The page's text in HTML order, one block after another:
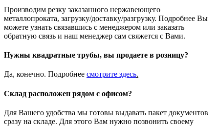
Производим резку заказанного нержавеющего
металлопроката, загрузку/доставку/разгрузку. Подробнее Вы
можете узнать связавшись с менеджером или заказать
обратную связь и наш менеджер сам свяжется с Вами.
Нужны квадратные трубы, вы продаете в розницу?
Да, конечно. Подробнее смотрите здесь.
Склад расположен рядом с офисом?
Для Вашего удобства мы готовы выдавать пакет документов
сразу на складе. Для этого Вам нужно позвонить своему